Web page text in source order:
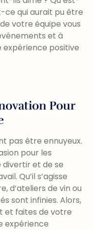
ce qui aurait pu être
votre équipe vous
et à
expérience positive
Pour
pas être ennuyeux.
pour les
divertir et de se
Qu’il s’agisse
d’ateliers de vin ou
sont infinies. Alors,
et faites de votre
expérience